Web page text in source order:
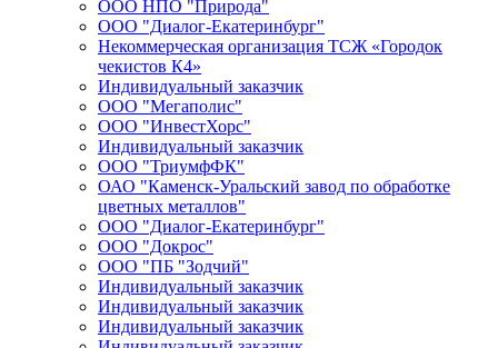
ООО НПО "Природа"
ООО "Диалог-Екатеринбург"
Некоммерческая организация ТСЖ «Городок
чекистов К4»
Индивидуальный заказчик
ООО "Мегаполис"
ООО "ИнвестХорс"
Индивидуальный заказчик
ООО "ТриумфФК"
ОАО "Каменск-Уральский завод по обработке
цветных металлов"
ООО "Диалог-Екатеринбург"
ООО "Докрос"
ООО "ПБ "Зодчий"
Индивидуальный заказчик
Индивидуальный заказчик
Индивидуальный заказчик